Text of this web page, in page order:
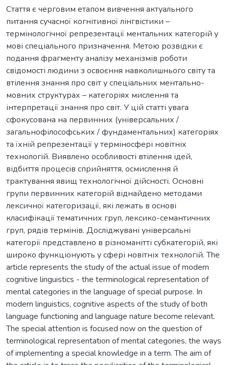
Стаття є черговим етапом вивчення актуального
питання сучасної когнітивної лінгвістики –
термінологічної репрезентації ментальних категорій у
мові спеціального призначення. Метою розвідки є
подання фрагменту аналізу механізмів роботи
свідомості людини з освоєння навколишнього світу та
втілення знання про світ у спеціальних ментально-
мовних структурах – категоріях мислення та
інтерпретації знання про світ. У цій статті увага
сфокусована на первинних (універсальних /
загальнофілософських / фундаментальних) категоріях
та їхній репрезентації у терміносфері новітніх
технологій. Виявлено особливості втілення ідей,
відбиття процесів сприйняття, осмислення й
трактування явищ технологічної дійсності. Основні
групи первинних категорій віднайдено методами
лексичної категоризації, які лежать в основі
класифікації тематичних груп, лексико-семантичних
груп, рядів термінів. Досліджувані універсальні
категорії представлено в різноманітті субкатегорій, які
широко функціонують у сфері новітніх технологій. The
article represents the study of the actual issue of modern
cognitive linguistics - the terminological representation of
mental categories in the language of special purpose. In
modern linguistics, cognitive aspects of the study of both
language functioning and language nature become relevant.
The special attention is focused now on the question of
terminological representation of mental categories, the ways
of implementing a special knowledge in a term. The aim of